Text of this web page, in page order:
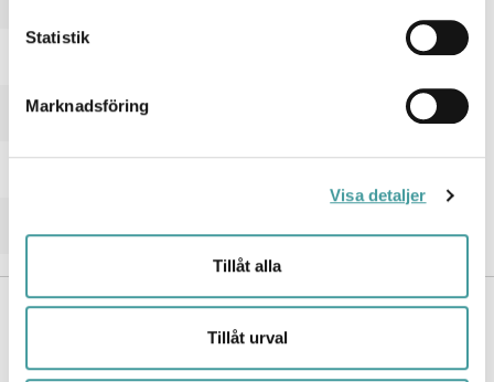
Statistik
Marknadsföring
Visa detaljer
Tillåt alla
Tillåt urval
Typ anslutning
Typ av kabeldragning
Vikt
Pulverlackerad